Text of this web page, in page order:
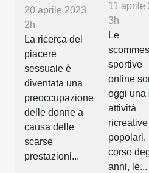
20 aprile 2023
2h
La ricerca del
piacere
sessuale è
diventata una
preoccupazione
delle donne a
causa delle
scarse
prestazioni...
11 aprile
3h
Le
sportive
online
oggi una
attività
popolari.
corso
anni, le...